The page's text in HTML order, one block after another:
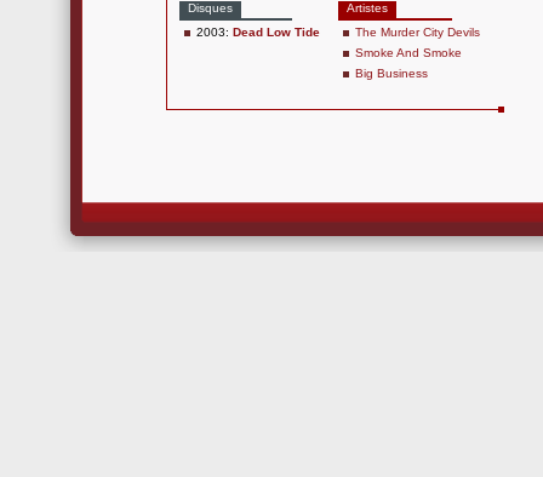
Disques
2003: Dead Low Tide
Artistes
The Murder City Devils
Smoke And Smoke
Big Business